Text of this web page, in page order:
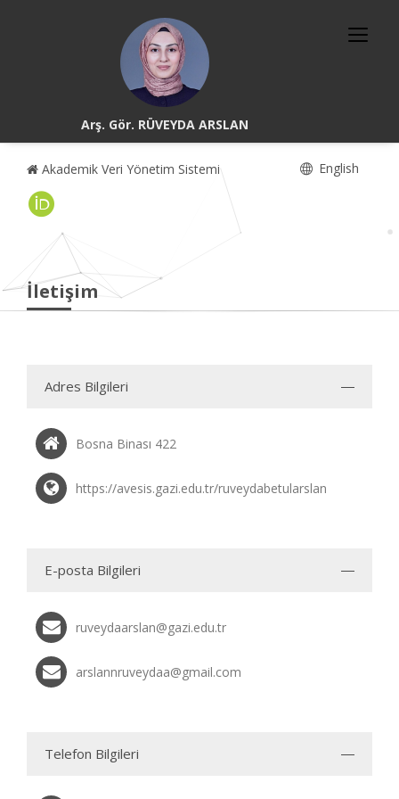
Arş. Gör. RÜVEYDA ARSLAN
Akademik Veri Yönetim Sistemi English
İletişim
Adres Bilgileri
Bosna Binası 422
https://avesis.gazi.edu.tr/ruveydabetularslan
E-posta Bilgileri
ruveydaarslan@gazi.edu.tr
arslannruveydaa@gmail.com
Telefon Bilgileri